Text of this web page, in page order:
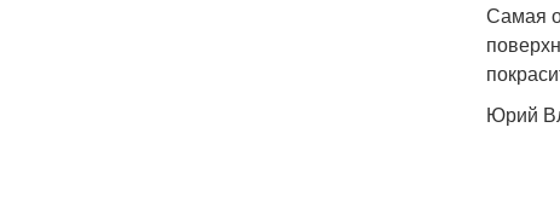
Самая
Юрий